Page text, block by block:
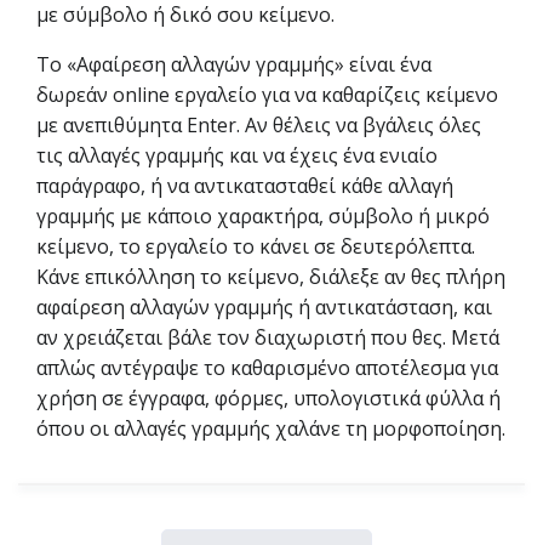
με σύμβολο ή δικό σου κείμενο.
Το «Αφαίρεση αλλαγών γραμμής» είναι ένα
δωρεάν online εργαλείο για να καθαρίζεις κείμενο
με ανεπιθύμητα Enter. Αν θέλεις να βγάλεις όλες
τις αλλαγές γραμμής και να έχεις ένα ενιαίο
παράγραφο, ή να αντικατασταθεί κάθε αλλαγή
γραμμής με κάποιο χαρακτήρα, σύμβολο ή μικρό
κείμενο, το εργαλείο το κάνει σε δευτερόλεπτα.
Κάνε επικόλληση το κείμενο, διάλεξε αν θες πλήρη
αφαίρεση αλλαγών γραμμής ή αντικατάσταση, και
αν χρειάζεται βάλε τον διαχωριστή που θες. Μετά
απλώς αντέγραψε το καθαρισμένο αποτέλεσμα για
χρήση σε έγγραφα, φόρμες, υπολογιστικά φύλλα ή
όπου οι αλλαγές γραμμής χαλάνε τη μορφοποίηση.